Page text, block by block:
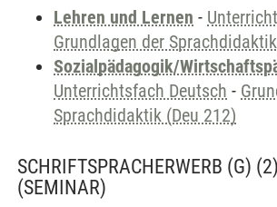
Lehren und Lernen -
Grundlagen der
Sozialpädagogik/
Unterrichtsfach Deutsch -
Sprachdidaktik (Deu 212)
SCHRIFTSPRACHERWERB (G)
(SEMINAR)